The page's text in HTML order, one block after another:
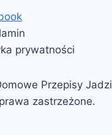
prywatności
Przepisy Jadzi
zastrzeżone.